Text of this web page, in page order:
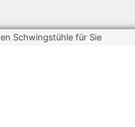
Schwingstühle für Sie